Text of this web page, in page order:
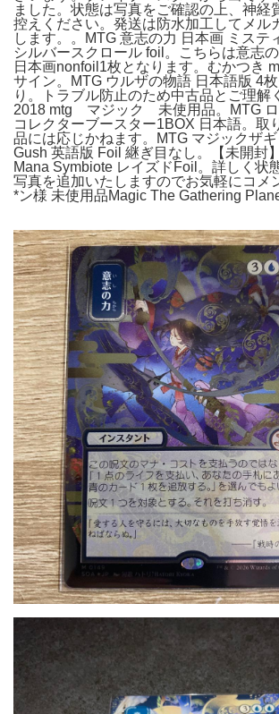
ました。状態は写真をご確認の上、神経
控えください。発送は防水加工してメル
します。。MTG 意志の力 日本画 ミステ
シルバースクロール foil。こちらは意志
日本画nonfoil1枚となります。むかつき
サイン。MTG ウルザの物語 日本語版 4
り。トラブル防止のため中古品とご理解
2018 mtg マジック 未使用品。MTG ロ
コレクターブースター1BOX 日本語。取
品には応じかねます。MTG マジックザ
Gush 英語版 Foil 継ぎ目なし。【未開封
Mana Symbiote レイズドFoil。詳しく状
写真を追加いたしますのでお気軽にコメ
*ン様 未使用品Magic The Gathering